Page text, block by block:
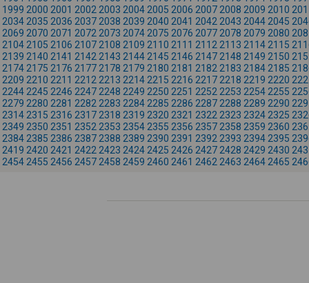
1999 2000 2001 2002 2003 2004 2005 2006 2007 2008 2009 2010
2034 2035 2036 2037 2038 2039 2040 2041 2042 2043 2044 2045
2069 2070 2071 2072 2073 2074 2075 2076 2077 2078 2079 2080
2104 2105 2106 2107 2108 2109 2110 2111 2112 2113 2114 2115
2139 2140 2141 2142 2143 2144 2145 2146 2147 2148 2149 2150
2174 2175 2176 2177 2178 2179 2180 2181 2182 2183 2184 2185
2209 2210 2211 2212 2213 2214 2215 2216 2217 2218 2219 2220
2244 2245 2246 2247 2248 2249 2250 2251 2252 2253 2254 2255
2279 2280 2281 2282 2283 2284 2285 2286 2287 2288 2289 2290
2314 2315 2316 2317 2318 2319 2320 2321 2322 2323 2324 2325
2349 2350 2351 2352 2353 2354 2355 2356 2357 2358 2359 2360
2384 2385 2386 2387 2388 2389 2390 2391 2392 2393 2394 2395
2419 2420 2421 2422 2423 2424 2425 2426 2427 2428 2429 2430
2454 2455 2456 2457 2458 2459 2460 2461 2462 2463 2464 2465